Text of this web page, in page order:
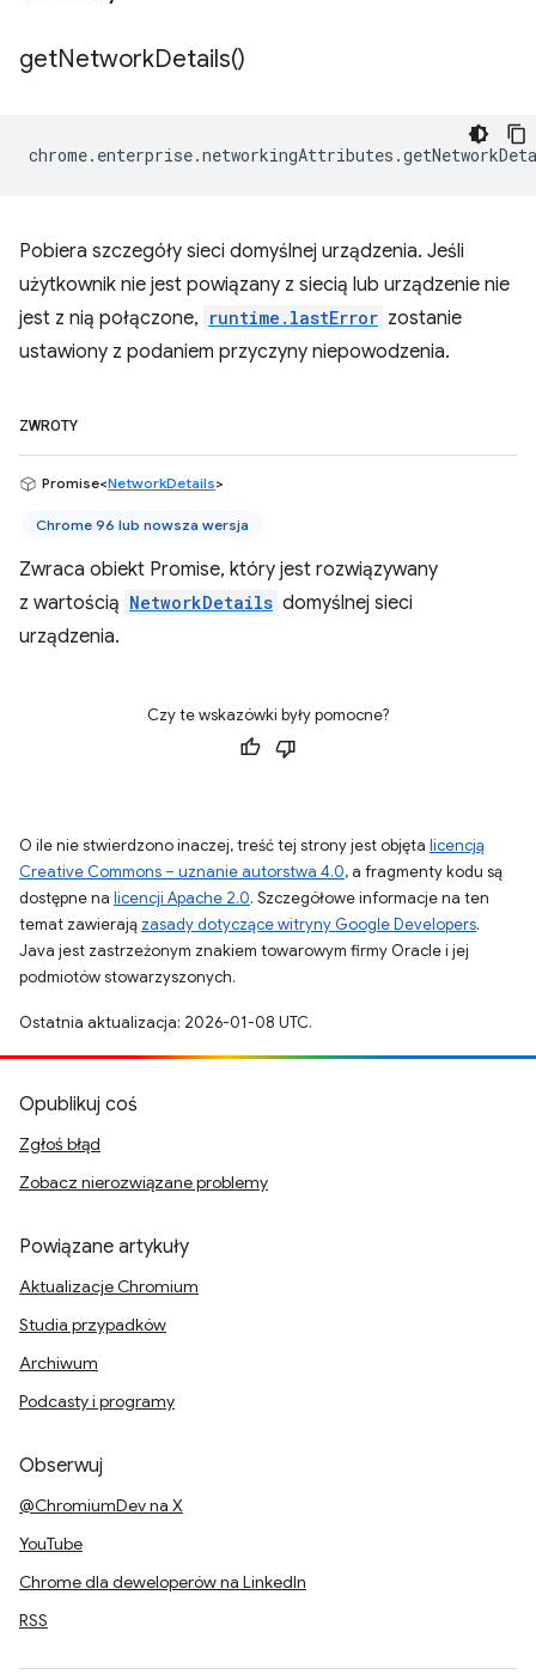
getNetworkDetails()
chrome. enterprise.networkingAttributes .
Pobiera szczegóły sieci domyślnej urządzenia. Jeśli
użytkownik nie jest powiązany z siecią lub urządzenie nie
jest z nią połączone, runtime.lastError zostanie
ustawiony z podaniem przyczyny niepowodzenia.
ZWROTY
Promise<NetworkDetails>
Chrome 96 lub nowsza wersja
Zwraca obiekt Promise, który jest rozwiązywany
z wartością NetworkDetails domyślnej sieci
urządzenia.
Czy te wskazówki były pomocne?
O ile nie stwierdzono inaczej, treść tej strony jest objęta licencją
Creative Commons – uznanie autorstwa 4.0, a fragmenty kodu są
dostępne na licencji Apache 2.0. Szczegółowe informacje na ten
temat zawierają zasady dotyczące witryny Google Developers.
Java jest zastrzeżonym znakiem towarowym firmy Oracle i jej
podmiotów stowarzyszonych.
Ostatnia aktualizacja: 2026-01-08 UTC.
Opublikuj coś
Zgłoś błąd
Zobacz nierozwiązane problemy
Powiązane artykuły
Aktualizacje Chromium
Studia przypadków
Archiwum
Podcasty i programy
Obserwuj
@ChromiumDev na X
YouTube
Chrome dla deweloperów na LinkedIn
RSS